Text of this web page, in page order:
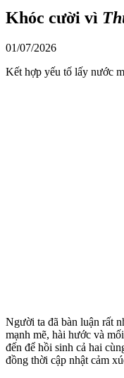
Khóc cười vì
01/07/2026
Kết hợp yếu tố lấy nước
Người ta đã bàn luận rất
mạnh mẽ, hài hước và
đến để hồi sinh cả hai
đồng thời cập nhật cảm